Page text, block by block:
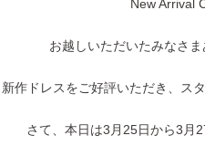
New Arrival
お越しいただいたみなさ
新作ドレスをご好評いただき、ス
さて、本日は3月25日から3月